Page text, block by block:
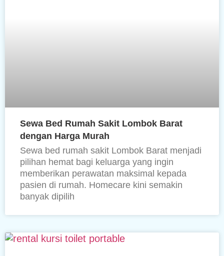
Sewa Bed Rumah Sakit Lombok Barat
dengan Harga Murah
Sewa bed rumah sakit Lombok Barat menjadi
pilihan hemat bagi keluarga yang ingin
memberikan perawatan maksimal kepada
pasien di rumah. Homecare kini semakin
banyak dipilih